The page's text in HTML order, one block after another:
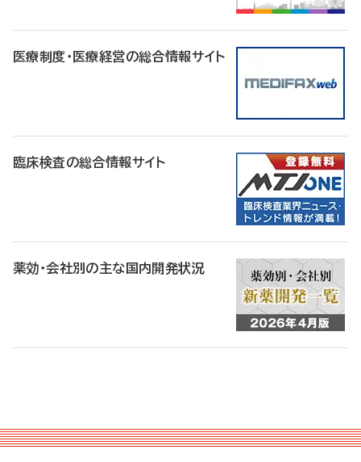
医療制度・医療経営の総合情報サイト
臨床検査の総合情報サイト
薬効・会社別の主な国内開発状況